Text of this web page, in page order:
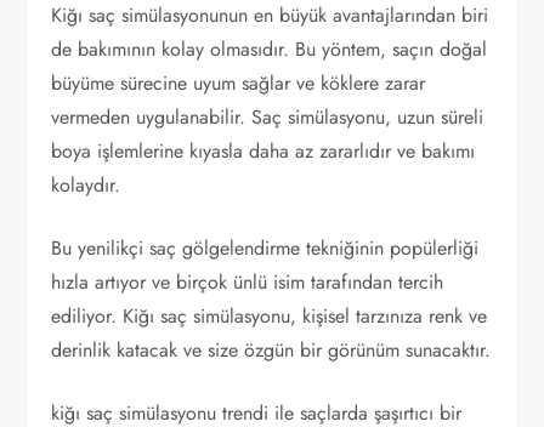
Kiğı saç simülasyonunun en büyük avantajlarından biri
de bakımının kolay olmasıdır. Bu yöntem, saçın doğal
büyüme sürecine uyum sağlar ve köklere zarar
vermeden uygulanabilir. Saç simülasyonu, uzun süreli
boya işlemlerine kıyasla daha az zararlıdır ve bakımı
kolaydır.
Bu yenilikçi saç gölgelendirme tekniğinin popülerliği
hızla artıyor ve birçok ünlü isim tarafından tercih
ediliyor. Kiğı saç simülasyonu, kişisel tarzınıza renk ve
derinlik katacak ve size özgün bir görünüm sunacaktır.
kiğı saç simülasyonu trendi ile saçlarda şaşırtıcı bir